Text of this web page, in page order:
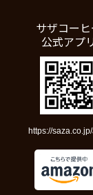
サザコーヒ
公式アプ
https://